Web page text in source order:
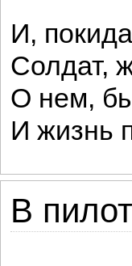
И,
Солдат,
О нем,
И жизнь
В